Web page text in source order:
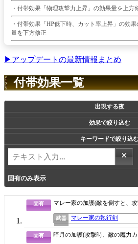
・付帯効果「物理攻撃力上昇」の効果量を上方
・付帯効果「HP低下時、カット率上昇」の効
量を下方修正
▶アップデートの最新情報まとめ
付帯効果一覧
出現する夜
効果で絞り込む
キーワードで絞り込
×
固有のみ表示
固有 マレー家の加護(敵を倒すと、
武器 マレー家の執行剣
固有 暗月の加護(攻撃時、敵の魔力